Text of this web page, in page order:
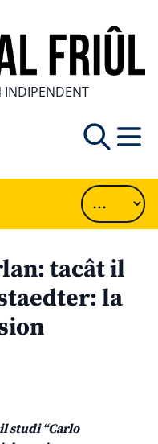
INDIPENDENT
tacât il
la
studi “Carlo